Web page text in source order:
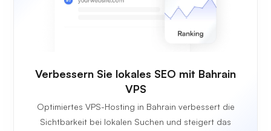
Verbessern Sie lokales SEO mit Bahrain
VPS
Optimiertes VPS-Hosting in Bahrain verbessert die
Sichtbarkeit bei lokalen Suchen und steigert das